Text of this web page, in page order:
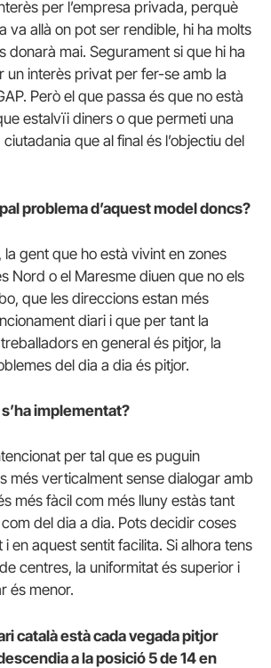
per l’empresa privada, perquè
va allà on pot ser rendible, hi ha molts
donarà mai. Segurament si que hi ha
un interès privat per fer-se amb la
Però el que passa és que no està
estalvïi diners o que permeti una
que al final és l’objectiu del
problema d’aquest model doncs?
la gent que ho està vivint en zones
Nord o el Maresme diuen que no els
que les direccions estan més
diari i que per tant la
en general és pitjor, la
del dia a dia és pitjor.
implementat?
per tal que es puguin
més verticalment sense dialogar amb
més fàcil com més lluny estàs tant
del dia a dia. Pots decidir coses
en aquest sentit facilita. Si alhora tens
centres, la uniformitat és superior i
és menor.
català està cada vegada pitjor
a la posició 5 de 14 en